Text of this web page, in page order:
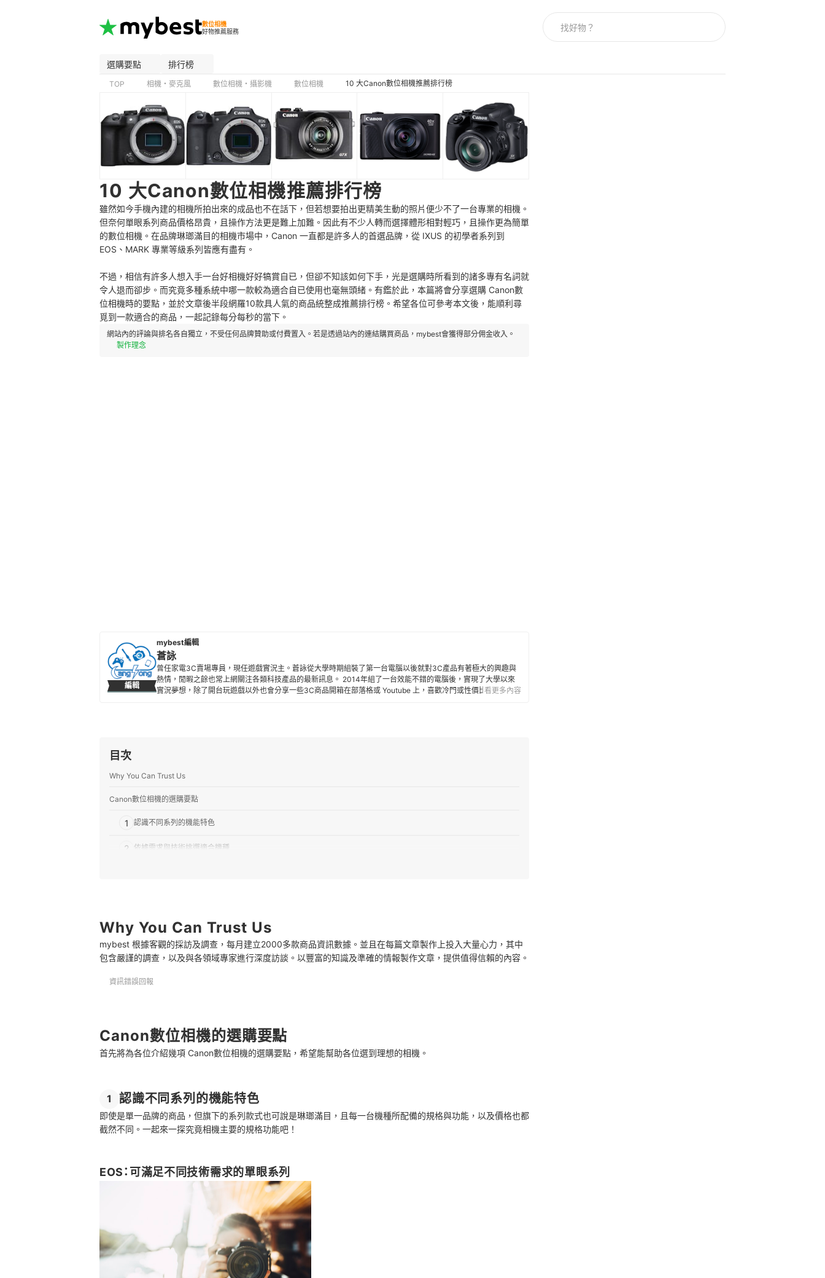
數位相機
好物推薦服務
選購要點 排行榜
TOP 相機・麥克風 數位相機・攝影機 數位相機 10 大Canon數位相機推薦排行榜
10 大Canon數位相機推薦排行榜
雖然如今手機內建的相機所拍出來的成品也不在話下，但若想要拍出更精美生動的照片便少不了一台專業的相機。
但奈何單眼系列商品價格昂貴，且操作方法更是難上加難。因此有不少人轉而選擇體形相對輕巧，且操作更為簡單
的數位相機。在品牌琳瑯滿目的相機市場中，Canon 一直都是許多人的首選品牌，從 IXUS 的初學者系列到
EOS、MARK 專業等級系列皆應有盡有。
不過，相信有許多人想入手一台好相機好好犒賞自已，但卻不知該如何下手，光是選購時所看到的諸多專有名詞就
令人退而卻步。而究竟多種系統中哪一款較為適合自已使用也毫無頭緒。有鑑於此，本篇將會分享選購 Canon數
位相機時的要點，並於文章後半段網羅10款具人氣的商品統整成推薦排行榜。希望各位可參考本文後，能順利尋
覓到一款適合的商品，一起記錄每分每秒的當下。
網站內的評論與排名各自獨立，不受任何品牌贊助或付費置入。若是透過站內的連結購買商品，mybest會獲得部分佣金收入。
製作理念
編輯
mybest編輯
蒼詠
曾任家電3C賣場專員，現任遊戲實況主。蒼詠從大學時期組裝了第一台電腦以後就對3C產品有著極大的興趣與
熱情，閒暇之餘也常上網關注各類科技產品的最新訊息。 2014年組了一台效能不錯的電腦後，實現了大學以來
實況夢想，除了開台玩遊戲以外也會分享一些3C商品開箱在部落格或 Youtube 上，喜歡冷門或性價比極高的物
看更多內容
目次
Why You Can Trust Us
Canon數位相機的選購要點
1 認識不同系列的機能特色
2 依據需求與技術挑選適合機種
選購Canon數位相機的常見問題
Q：相機要如何保養?
Why You Can Trust Us
mybest 根據客觀的採訪及調查，每月建立2000多款商品資訊數據。並且在每篇文章製作上投入大量心力，其中
包含嚴謹的調查，以及與各領域專家進行深度訪談。以豐富的知識及準確的情報製作文章，提供值得信賴的內容。
資訊錯誤回報
Canon數位相機的選購要點
首先將為各位介紹幾項 Canon數位相機的選購要點，希望能幫助各位選到理想的相機。
1 認識不同系列的機能特色
即使是單一品牌的商品，但旗下的系列款式也可說是琳瑯滿目，且每一台機種所配備的規格與功能，以及價格也都
截然不同。一起來一探究竟相機主要的規格功能吧！
EOS：可滿足不同技術需求的單眼系列